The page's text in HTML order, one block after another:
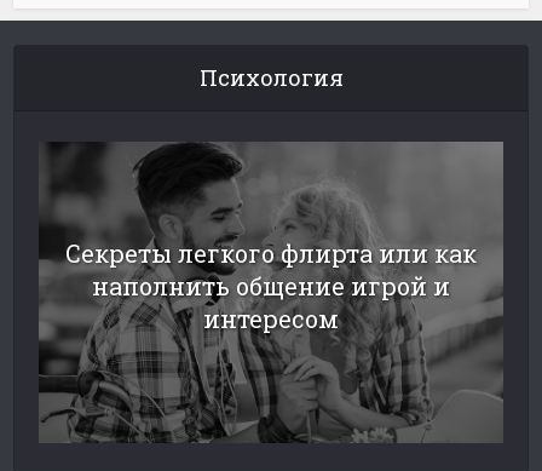
Психология
Секреты легкого флирта или как
наполнить общение игрой и
интересом